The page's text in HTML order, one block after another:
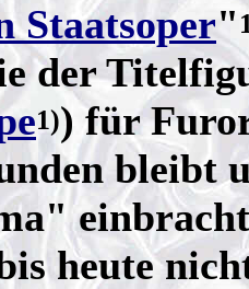
Staatsoper"
der
1)) für
bleibt
heute